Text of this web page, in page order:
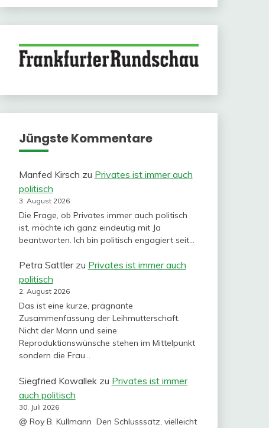
Jüngste Kommentare
Manfed Kirsch zu Privates ist immer auch
politisch
3. August 2026
Die Frage, ob Privates immer auch politisch
ist, möchte ich ganz eindeutig mit Ja
beantworten. Ich bin politisch engagiert seit…
Petra Sattlerzu Privates ist immer auch
politisch
2. August 2026
Das ist eine kurze, prägnante
Zusammenfassung der Leihmutterschaft.
Nicht der Mann und seine
Reproduktionswünsche stehen im Mittelpunkt
sondern die Frau…
Siegfried Kowallekzu Privates ist immer
auch politisch
30. Juli 2026
@ Roy B. Kullmann Den Schlusssatz, vielleicht